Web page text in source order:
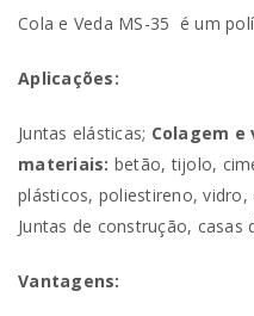
Cola e Veda MS-35 é um
Aplicações:
Juntas elásticas; Colagem e
materiais: betão, tijolo,
plásticos, poliestireno,
Juntas de construção, casas
Vantagens: